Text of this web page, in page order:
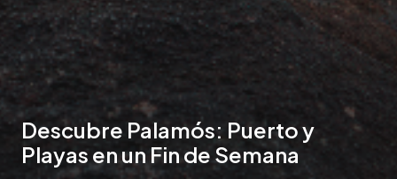
Descubre Palamós: Puerto y
Playas en un Fin de Semana